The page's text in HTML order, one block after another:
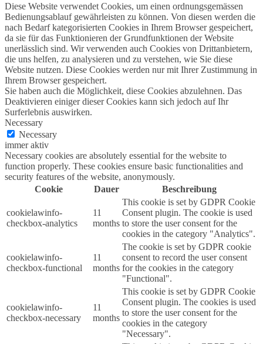
Diese Website verwendet Cookies, um einen ordnungsgemässen
Bedienungsablauf gewährleisten zu können. Von diesen werden die
nach Bedarf kategorisierten Cookies in Ihrem Browser gespeichert,
da sie für das Funktionieren der Grundfunktionen der Website
unerlässlich sind. Wir verwenden auch Cookies von Drittanbietern,
die uns helfen, zu analysieren und zu verstehen, wie Sie diese
Website nutzen. Diese Cookies werden nur mit Ihrer Zustimmung in
Ihrem Browser gespeichert.
Sie haben auch die Möglichkeit, diese Cookies abzulehnen. Das
Deaktivieren einiger dieser Cookies kann sich jedoch auf Ihr
Surferlebnis auswirken.
Necessary
Necessary
immer aktiv
Necessary cookies are absolutely essential for the website to
function properly. These cookies ensure basic functionalities and
security features of the website, anonymously.
Cookie
Dauer Beschreibung
cookielawinfo-
checkbox-analytics
11
months
This cookie is set by GDPR Cookie
Consent plugin. The cookie is used
to store the user consent for the
cookies in the category "Analytics".
cookielawinfo-
checkbox-functional
11
months
The cookie is set by GDPR cookie
consent to record the user consent
for the cookies in the category
"Functional".
cookielawinfo-
checkbox-necessary
11
months
This cookie is set by GDPR Cookie
Consent plugin. The cookies is used
to store the user consent for the
cookies in the category
"Necessary".